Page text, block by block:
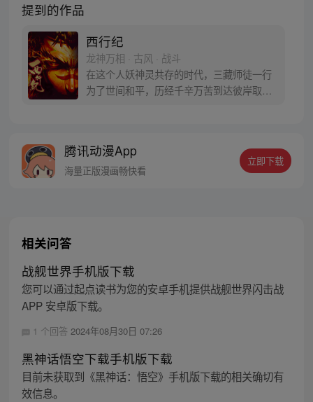
提到的作品
西行纪
龙神万相 · 古风 · 战斗
在这个人妖神灵共存的时代，三藏师徒一行
为了世间和平，历经千辛万苦到达彼岸取
辞万难，找到唐三藏大法师，和他一起重新
寻回徒弟们，组成全新“西行小队”，再度踏
腾讯动漫App
海量正版漫画畅快看
立即下载
相关问答
战舰世界手机版下载
您可以通过起点读书为您的安卓手机提供战舰世界闪击战
APP 安卓版下载。
1 个回答 2024年08月30日 07:26
黑神话悟空下载手机版下载
目前未获取到《黑神话：悟空》手机版下载的相关确切有
效信息。